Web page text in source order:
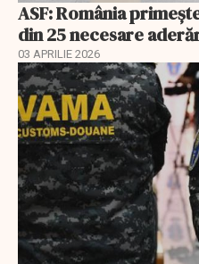
ASF: România
din 25 necesare
03 APRILIE 2026